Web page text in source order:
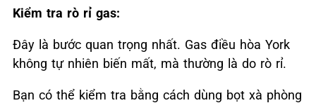
Kiểm tra rò rỉ gas:
Đây là bước quan trọng nhất. Gas điều hòa York
không tự nhiên biến mất, mà thường là do rò rỉ.
Bạn có thể kiểm tra bằng cách dùng bọt xà phòng